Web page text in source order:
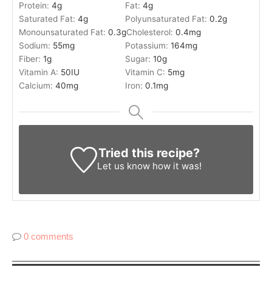
Protein: 4g Fat: 4g
Saturated Fat: 4g Polyunsaturated Fat: 0.2g
Monounsaturated Fat: 0.3gCholesterol: 0.4mg
Sodium: 55mg Potassium: 164mg
Fiber: 1g Sugar: 10g
Vitamin A: 50IU Vitamin C: 5mg
Calcium: 40mg Iron: 0.1mg
Tried this recipe?
Let us knowhow it was!
0 comments